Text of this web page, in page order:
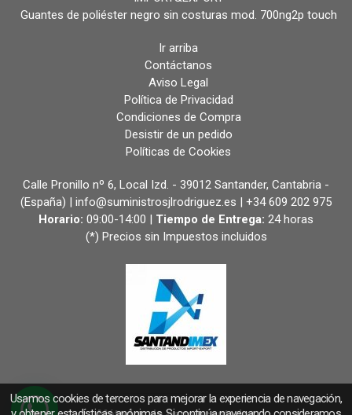
Guantes de poliéster negro sin costuras mod. 700ng2p touch
Ir arriba
Contáctanos
Aviso Legal
Política de Privacidad
Condiciones de Compra
Desistir de un pedido
Políticas de Cookies
Calle Pronillo nº 6, Local Izd. - 39012 Santander, Cantabria -
(España) | info@suministrosjlrodriguez.es | +34 609 202 975
Horario: 09:00-14:00 | Tiempo de Entrega: 24 horas
(*) Precios sin Impuestos incluidos
Usamos cookies de terceros para mejorar la experiencia de navegación,